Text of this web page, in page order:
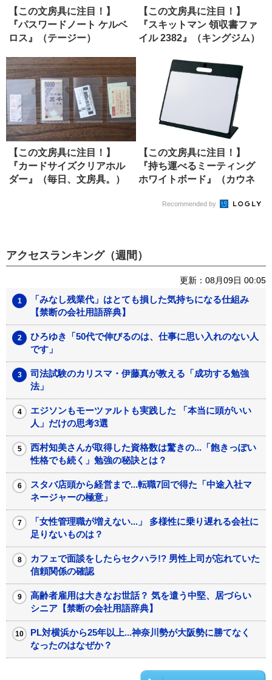
【この文房具に注目！】
『パスワードノート ケルベ
ロス』（テージー）
【この文房具に注目！】
『スキットマン 領収書ファ
イル 2382』（キングジム）
【この文房具に注目！】
『カードサイズクリアホル
ダー』（毎日、文房具。）
【この文房具に注目！】
『持ち運べるミーティング
ホワイトボード』（カウネ
Recommended by
アクセスランキング（週間）
更新：08月09日 00:05
「みなし残業代」はとても損した気持ちになる仕組み
【禁断の会社用語辞典】
ひろゆき「50代で伸びるのは、仕事に思い入れのない人
です」
司法試験のカリスマ・伊藤真が教える「成功する勉強
法」
エジソンもモーツァルトも実践した 「本当に頭がいい
人」だけの思考3選
西村知美さんが取得した資格数は驚きの...「飽きっぽい
性格でも続く」勉強の秘訣とは？
スタバ店頭から経営まで...転職7回で得た「中途入社マ
ネージャーの極意」
「女性管理職が増えない...」 多様性に乗り遅れる会社に
足りないものは？
カフェで面談をしたらセクハラ!? 男性上司が忘れていた
信頼関係の確認
高齢者雇用は大きなお世話？ 気を遣う中堅、居づらい
シニア【禁断の会社用語辞典】
PL対横浜から25年以上...神奈川勢が大阪勢に勝てなく
なったのはなぜか？